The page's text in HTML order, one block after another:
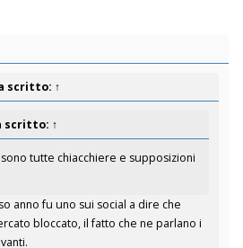
scritto: ↑
scritto: ↑
tutte chiacchiere e supposizioni
anno fu uno sui social a dire che
bloccato, il fatto che ne parlano i